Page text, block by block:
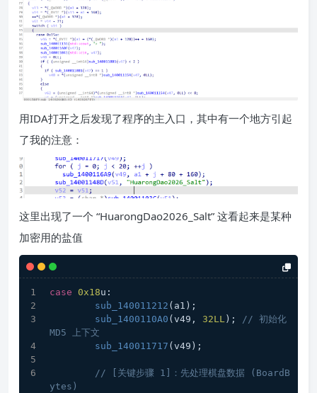
用IDA打开之后发现了程序的主入口，其中有一个地方引起
了我的注意：
这里出现了一个 “HuarongDao2026_Salt” 这看起来是某种
加密用的盐值
case 0x18u:
sub_140011212 (a1);
sub_1400110A0 (v49, 32LL ); // 初始化
MD5 上下文
sub_140011717 (v49);
// [关键步骤 1]：先处理棋盘数据 (BoardB
ytes)